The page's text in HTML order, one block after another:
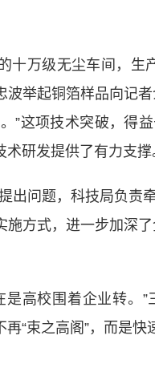
万级无尘车间，生
举起铜箔样品向记
”这项技术突破，得
研发提供了有力支撑
问题，科技局负责
方式，进一步加深
高校围着企业转。”
“束之高阁”，而是快